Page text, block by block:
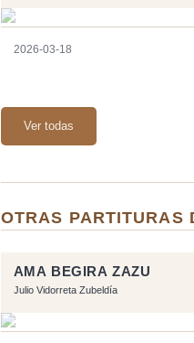
2026-03-18
Ver todas
OTRAS PARTITURAS
AMA BEGIRA ZAZU
Julio Vidorreta Zubeldía